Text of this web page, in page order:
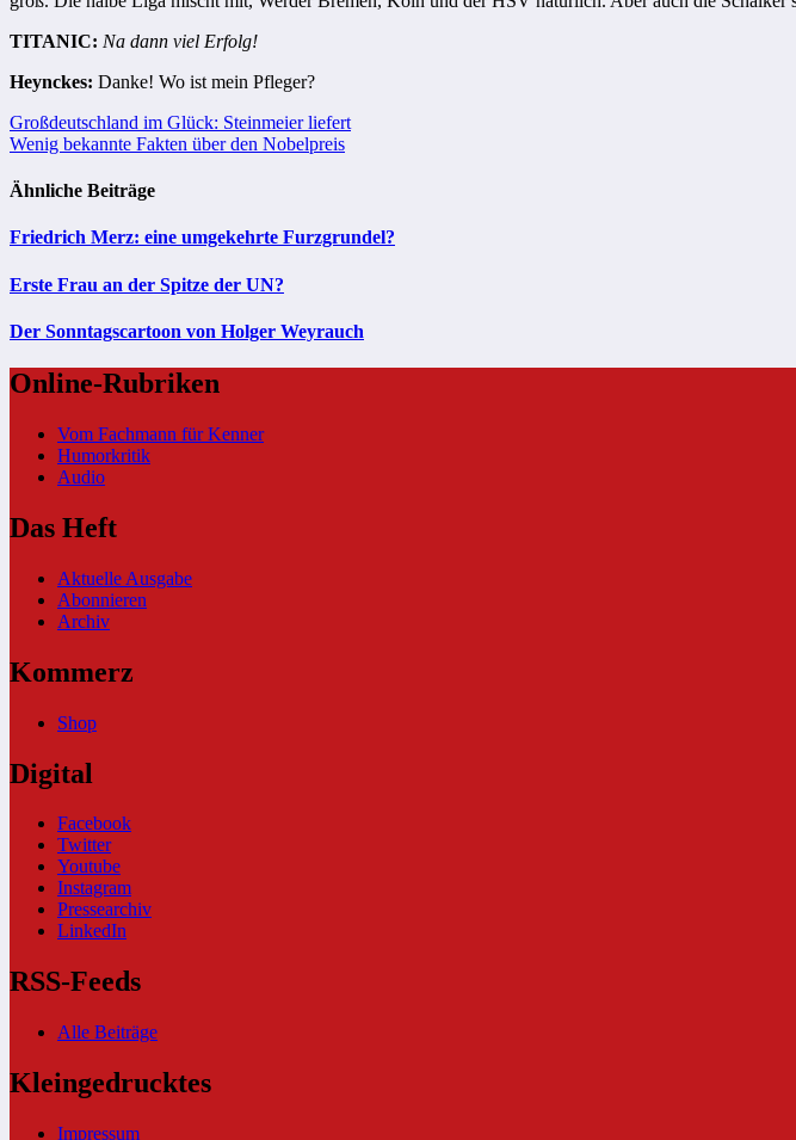
TITANIC: Na dann viel Erfolg!
Heynckes: Danke! Wo ist mein Pfleger?
Beitragsnavigation
Großdeutschland im Glück: Steinmeier liefert
Wenig bekannte Fakten über den Nobelpreis
Ähnliche Beiträge
Friedrich Merz: eine umgekehrte Furzgrundel?
Erste Frau an der Spitze der UN?
Der Sonntagscartoon von Holger Weyrauch
Online-Rubriken
Vom Fachmann für Kenner
Humorkritik
Audio
Das Heft
Aktuelle Ausgabe
Abonnieren
Archiv
Kommerz
Shop
Digital
Facebook
Twitter
Youtube
Instagram
Pressearchiv
LinkedIn
RSS-Feeds
Alle Beiträge
Kleingedrucktes
Impressum